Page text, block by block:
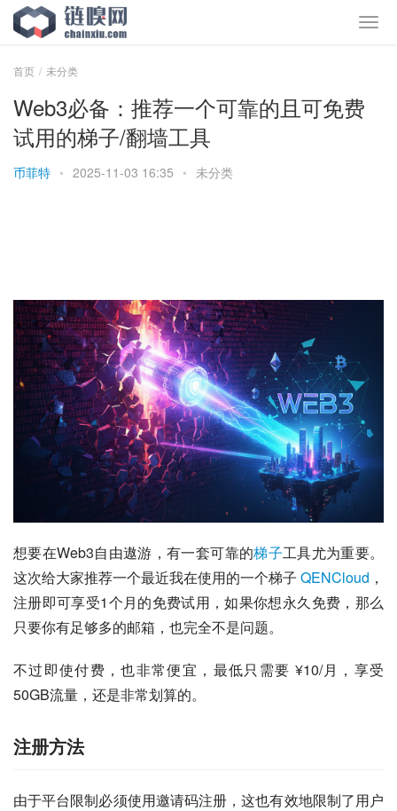
首页 未分类
Web3必备：推荐一个可靠的且可免费
试用的梯子/翻墙工具
币菲特 • 2025-11-03 16:35 • 未分类
想要在Web3自由遨游，有一套可靠的梯子工具尤为重要。
这次给大家推荐一个最近我在使用的一个梯子 QENCloud ，
注册即可享受1个月的免费试用，如果你想永久免费，那么
只要你有足够多的邮箱，也完全不是问题。
不过即使付费，也非常便宜，最低只需要 ¥10/月，享受
50GB流量，还是非常划算的。
注册方法
由于平台限制必须使用邀请码注册，这也有效地限制了用户